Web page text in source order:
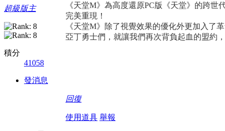
超級版主
積分
41058
發消息
《天堂M》為高度還原PC版《天堂》的跨
完美重現！
《天堂M》除了視覺效果的優化外更加入了
亞丁勇士們，就讓我們再次背負起血的盟約
回復
使用道具 舉報